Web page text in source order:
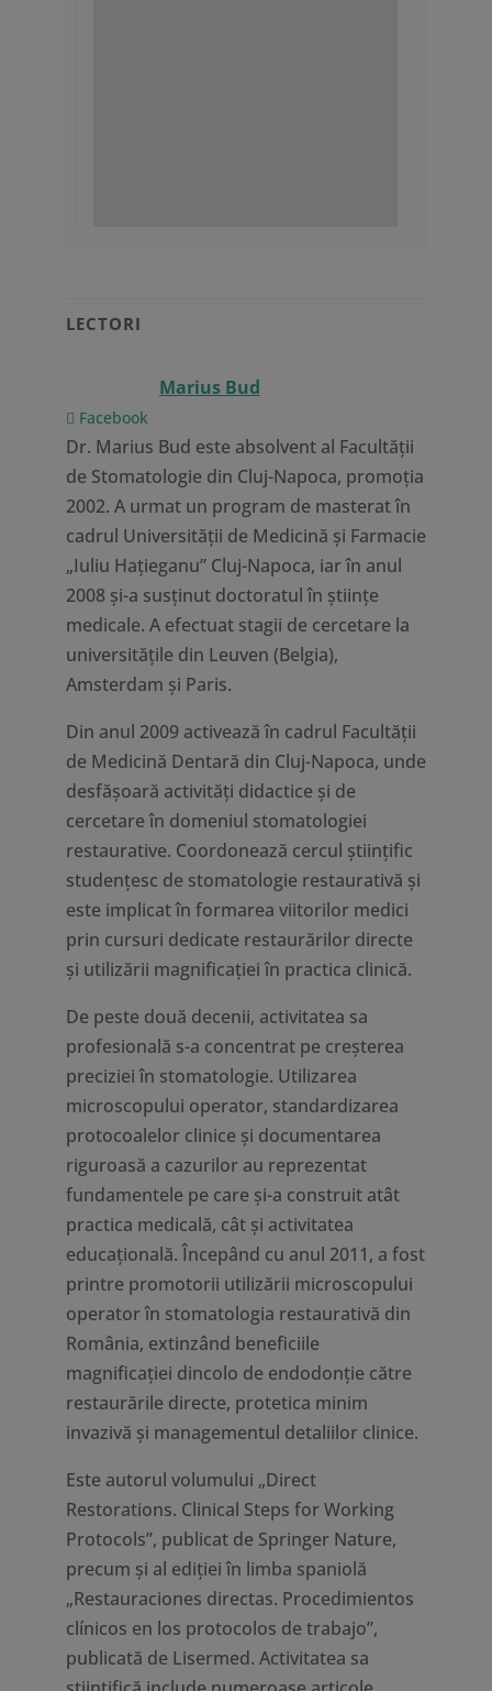
LECTORI
Marius Bud
Facebook
Dr. Marius Bud este absolvent al Facultății
de Stomatologie din Cluj-Napoca, promoția
2002. A urmat un program de masterat în
cadrul Universității de Medicină și Farmacie
„Iuliu Hațieganu” Cluj-Napoca, iar în anul
2008 și-a susținut doctoratul în științe
medicale. A efectuat stagii de cercetare la
universitățile din Leuven (Belgia),
Amsterdam și Paris.
Din anul 2009 activează în cadrul Facultății
de Medicină Dentară din Cluj-Napoca, unde
desfășoară activități didactice și de
cercetare în domeniul stomatologiei
restaurative. Coordonează cercul științific
studențesc de stomatologie restaurativă și
este implicat în formarea viitorilor medici
prin cursuri dedicate restaurărilor directe
și utilizării magnificației în practica clinică.
De peste două decenii, activitatea sa
profesională s-a concentrat pe creșterea
preciziei în stomatologie. Utilizarea
microscopului operator, standardizarea
protocoalelor clinice și documentarea
riguroasă a cazurilor au reprezentat
fundamentele pe care și-a construit atât
practica medicală, cât și activitatea
educațională. Începând cu anul 2011, a fost
printre promotorii utilizării microscopului
operator în stomatologia restaurativă din
România, extinzând beneficiile
magnificației dincolo de endodonție către
restaurările directe, protetica minim
invazivă și managementul detaliilor clinice.
Este autorul volumului „Direct
Restorations. Clinical Steps for Working
Protocols”, publicat de Springer Nature,
precum și al ediției în limba spaniolă
„Restauraciones directas. Procedimientos
clínicos en los protocolos de trabajo”,
publicată de Lisermed. Activitatea sa